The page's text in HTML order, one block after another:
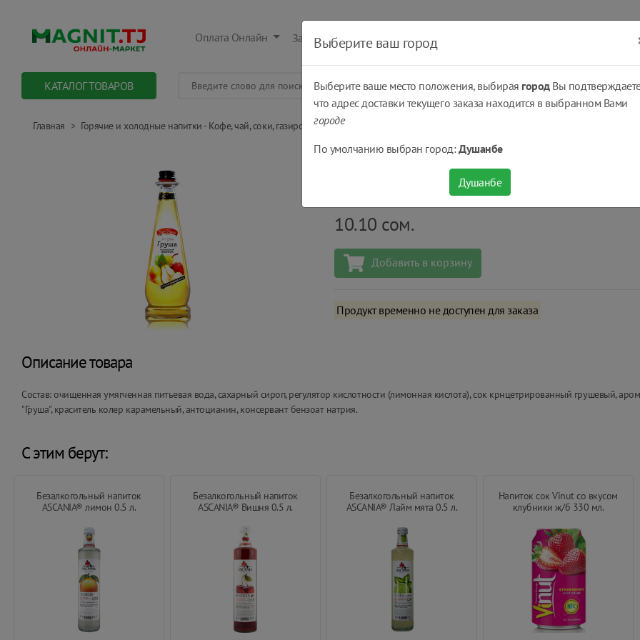
Оплата Онлайн Заказать Оплатить Получить
КАТАЛОГ ТОВАРОВ
Главная Горячие и холодные напитки - Кофе, чай, соки, газировки... Лимонады, газированные напитки Напиток безалкогольный «San-
Напиток безалкогольный «San-Slavia» Груша
шт
10.10 сом.
Добавить в корзину
Продукт временно не доступен для заказа
Описание товара
Состав: очищенная умягченная питьевая вода, сахарный сироп, регулятор кислотности (лимонная кислота), сок крнцетрированный грушевый,
"Груша", краситель колер карамельный, антоцианин, консервант бензоат натрия.
С этим берут:
Безалкогольный напиток
ASCANIA® лимон 0.5 л.
Безалкогольный напиток
ASCANIA® Вишня 0.5 л.
Безалкогольный напиток
ASCANIA® Лайм мята 0.5 л.
Напиток сок Vinut со вкусом
клубники ж/б 330 мл.
Выберите ваш город
Выберите ваше место положения, выбирая городВы
что адрес доставки текущего заказа находится в выбранном Вами
городе
По умолчанию выбран город:Душанбе
Душанбе